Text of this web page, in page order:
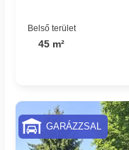
Belső terület
45 m²
GARÁZZSAL